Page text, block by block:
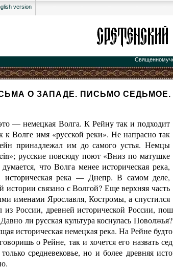
version
О ЗАПАДЕ. ПИСЬМО СЕДЬМОЕ.
— немецкая Волга. К Рейну так и подходит
Волге имя «русской реки». Не напрасно так
принадлежал им до самого устья. Немцы
русские повсюду поют «Вниз по матушке
что Волга менее историческая река,
река — Днепр. В самом деле,
истории связано с Волгой? Еще верхняя часть
именами Ярославля, Костромы, а спустился
России, древней исторической России,
ли русская культура коснулась
историческая немецкая река. На Рейне
о Рейне, так и хочется его назвать
средневековье, но и более древняя